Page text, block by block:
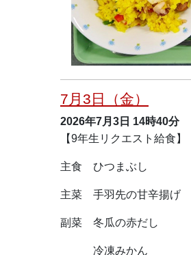
7月3日（金）
2026年7月3日 14時40分
【9年生リクエスト給食】
主食 ひつまぶし
主菜 手羽先の甘辛揚げ
副菜 冬瓜の赤だし
冷凍みかん